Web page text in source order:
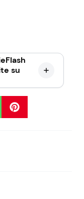
su